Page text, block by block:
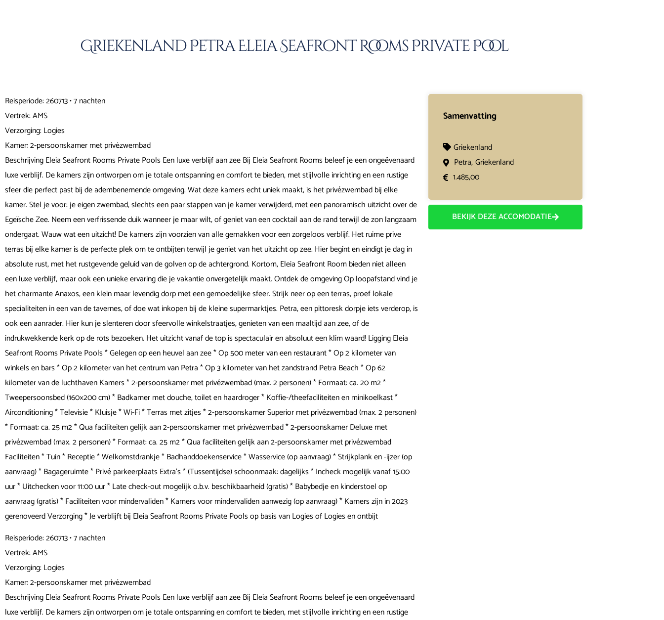
Griekenland Petra Eleia Seafront Rooms Private Pool
Reisperiode: 260713 • 7 nachten
Vertrek: AMS
Verzorging: Logies
Kamer: 2-persoonskamer met privézwembad
Beschrijving Eleia Seafront Rooms Private Pools Een luxe verblijf aan zee Bij Eleia Seafront Rooms beleef je een ongeëvenaard
luxe verblijf. De kamers zijn ontworpen om je totale ontspanning en comfort te bieden, met stijlvolle inrichting en een rustige
sfeer die perfect past bij de adembenemende omgeving. Wat deze kamers echt uniek maakt, is het privézwembad bij elke
kamer. Stel je voor: je eigen zwembad, slechts een paar stappen van je kamer verwijderd, met een panoramisch uitzicht over de
Egeïsche Zee. Neem een verfrissende duik wanneer je maar wilt, of geniet van een cocktail aan de rand terwijl de zon langzaam
ondergaat. Wauw wat een uitzicht! De kamers zijn voorzien van alle gemakken voor een zorgeloos verblijf. Het ruime prive
terras bij elke kamer is de perfecte plek om te ontbijten terwijl je geniet van het uitzicht op zee. Hier begint en eindigt je dag in
absolute rust, met het rustgevende geluid van de golven op de achtergrond. Kortom, Eleia Seafront Room bieden niet alleen
een luxe verblijf, maar ook een unieke ervaring die je vakantie onvergetelijk maakt. Ontdek de omgeving Op loopafstand vind je
het charmante Anaxos, een klein maar levendig dorp met een gemoedelijke sfeer. Strijk neer op een terras, proef lokale
specialiteiten in een van de tavernes, of doe wat inkopen bij de kleine supermarktjes. Petra, een pittoresk dorpje iets verderop, is
ook een aanrader. Hier kun je slenteren door sfeervolle winkelstraatjes, genieten van een maaltijd aan zee, of de
indrukwekkende kerk op de rots bezoeken. Het uitzicht vanaf de top is spectaculair en absoluut een klim waard! Ligging Eleia
Seafront Rooms Private Pools * Gelegen op een heuvel aan zee * Op 500 meter van een restaurant * Op 2 kilometer van
winkels en bars * Op 2 kilometer van het centrum van Petra * Op 3 kilometer van het zandstrand Petra Beach * Op 62
kilometer van de luchthaven Kamers * 2-persoonskamer met privézwembad (max. 2 personen) * Formaat: ca. 20 m2 *
Tweepersoonsbed (160×200 cm) * Badkamer met douche, toilet en haardroger * Koffie-/theefaciliteiten en minikoelkast *
Airconditioning * Televisie * Kluisje * Wi-Fi * Terras met zitjes * 2-persoonskamer Superior met privézwembad (max. 2 personen)
* Formaat: ca. 25 m2 * Qua faciliteiten gelijk aan 2-persoonskamer met privézwembad * 2-persoonskamer Deluxe met
privézwembad (max. 2 personen) * Formaat: ca. 25 m2 * Qua faciliteiten gelijk aan 2-persoonskamer met privézwembad
Faciliteiten * Tuin * Receptie * Welkomstdrankje * Badhanddoekenservice * Wasservice (op aanvraag) * Strijkplank en -ijzer (op
aanvraag) * Bagageruimte * Privé parkeerplaats Extra's * (Tussentijdse) schoonmaak: dagelijks * Incheck mogelijk vanaf 15:00
uur * Uitchecken voor 11:00 uur * Late check-out mogelijk o.b.v. beschikbaarheid (gratis) * Babybedje en kinderstoel op
aanvraag (gratis) * Faciliteiten voor mindervaliden * Kamers voor mindervaliden aanwezig (op aanvraag) * Kamers zijn in 2023
gerenoveerd Verzorging * Je verblijft bij Eleia Seafront Rooms Private Pools op basis van Logies of Logies en ontbijt
Reisperiode: 260713 • 7 nachten
Vertrek: AMS
Verzorging: Logies
Kamer: 2-persoonskamer met privézwembad
Beschrijving Eleia Seafront Rooms Private Pools Een luxe verblijf aan zee Bij Eleia Seafront Rooms beleef je een ongeëvenaard
luxe verblijf. De kamers zijn ontworpen om je totale ontspanning en comfort te bieden, met stijlvolle inrichting en een rustige
Samenvatting
Griekenland
Petra,Griekenland
1.485,00
BEKIJK DEZE ACCOMODATIE